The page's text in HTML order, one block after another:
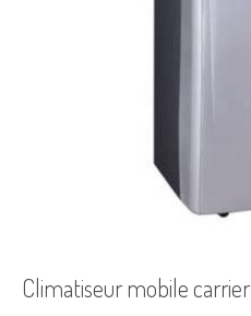
Climatiseur mobile carrier